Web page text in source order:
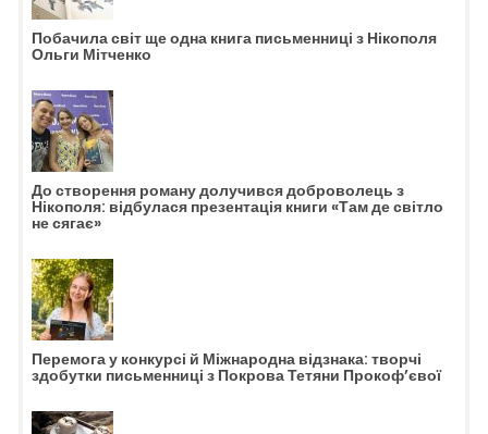
Побачила світ ще одна книга письменниці з Нікополя
Ольги Мітченко
До створення роману долучився доброволець з
Нікополя: відбулася презентація книги «Там де світло
не сягає»
Перемога у конкурсі й Міжнародна відзнака: творчі
здобутки письменниці з Покрова Тетяни Прокоф’євої